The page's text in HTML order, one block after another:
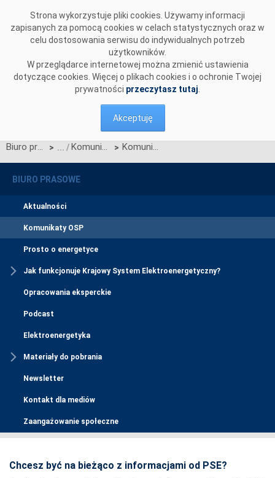
Strona wykorzystuje pliki cookies. Używamy informacji
zapisanych za pomocą cookies w celach statystycznych oraz w
celu dostosowania serwisu do indywidualnych potrzeb
użytkowników.
W przeglądarce internetowej można zmienić ustawienia
dotyczące cookies. Więcej o plikach cookies i o ochronie Twojej
prywatności przeczytasz tutaj
Akceptuję
Biuro prasowe > Komunikaty OSP > Komunikat w sprawie zakłóceń na stacji elektroenergetycznej 400/220/110 kV Gdańsk
BIURO PRASOWE
Aktualności
Komunikaty OSP
Prosto o energetyce
Jak funkcjonuje Krajowy System Elektroenergetyczny?
Opracowania eksperckie
Podcast
Elektroenergetyka
Materiały do pobrania
Newsletter
Kontakt dla mediów
Zaangażowanie społeczne
Chcesz być na bieżąco z informacjami od PSE?